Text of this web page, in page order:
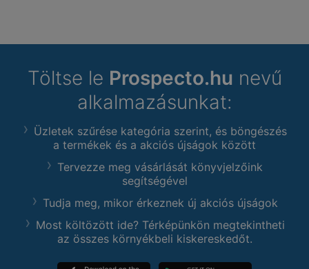
Töltse le Prospecto.hu nevű
alkalmazásunkat:
Üzletek szűrése kategória szerint, és böngészés
a termékek és a akciós újságok között
Tervezze meg vásárlását könyvjelzőink
segítségével
Tudja meg, mikor érkeznek új akciós újságok
Most költözött ide? Térképünkön megtekintheti
az összes környékbeli kiskereskedőt.